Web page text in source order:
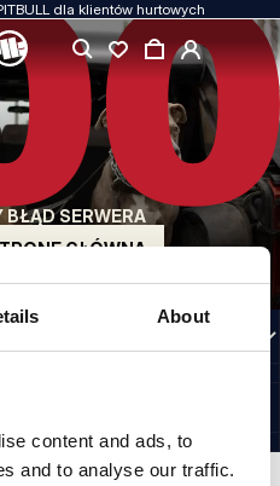
About
content and ads, to
and to analyse our traffic.
dla klientów hurtowych
SERWERA
GŁÓWNĄ
Nie idziemy na kompromis w kwestiach
i dbałości o detal.
z początku lat 90-tych XX wieku. Nasz styl jest
fighterzy i uparci indywidualiści.
ALL RIGHTS RESERVED.
GÓRY